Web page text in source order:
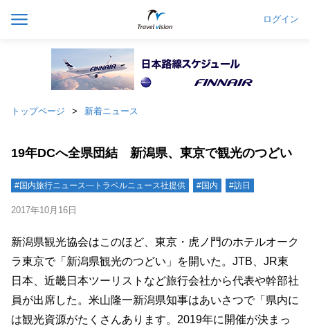
ログイン
トップページ 新着ニュース
19年DCへ全県団結 新潟県、東京で観光のつどい
#国内旅行ニュース―トラベルニュース社提供 #国内 #訪日
2017年10月16日
新潟県観光協会はこのほど、東京・虎ノ門のホテルオーク
ラ東京で「新潟県観光のつどい」を開いた。JTB、JR東
日本、近畿日本ツーリストなど旅行会社から代表や幹部社
員が出席した。米山隆一新潟県知事はあいさつで「県内に
は観光資源がたくさんあります。2019年に開催が決まっ